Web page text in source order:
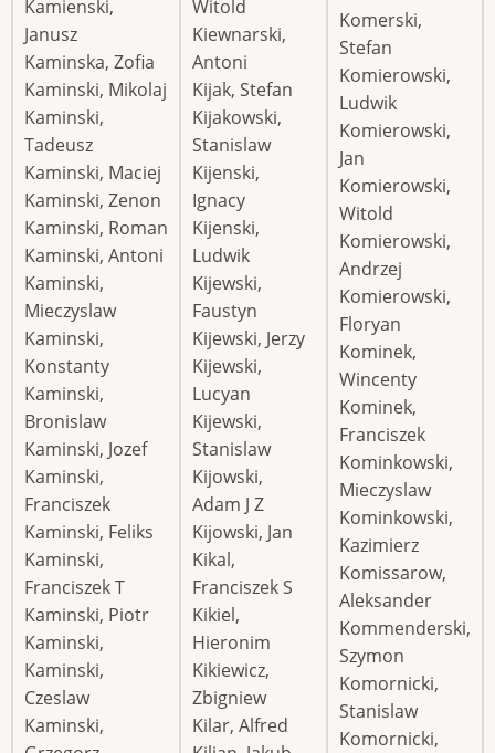
Kamienski,
Janusz
Kaminska, Zofia
Kaminski, Mikolaj
Kaminski,
Tadeusz
Kaminski, Maciej
Kaminski, Zenon
Kaminski, Roman
Kaminski, Antoni
Kaminski,
Mieczyslaw
Kaminski,
Konstanty
Kaminski,
Bronislaw
Kaminski, Jozef
Kaminski,
Franciszek
Kaminski, Feliks
Kaminski,
Franciszek T
Kaminski, Piotr
Kaminski,
Kaminski,
Czeslaw
Kaminski,
Witold
Kiewnarski,
Antoni
Kijak, Stefan
Kijakowski,
Stanislaw
Kijenski,
Ignacy
Kijenski,
Ludwik
Kijewski,
Faustyn
Kijewski, Jerzy
Kijewski,
Lucyan
Kijewski,
Stanislaw
Kijowski,
Adam J Z
Kijowski, Jan
Kikal,
Franciszek S
Kikiel,
Hieronim
Kikiewicz,
Zbigniew
Kilar, Alfred
Komerski,
Stefan
Komierowski,
Ludwik
Komierowski,
Jan
Komierowski,
Witold
Komierowski,
Andrzej
Komierowski,
Floryan
Kominek,
Wincenty
Kominek,
Franciszek
Kominkowski,
Mieczyslaw
Kominkowski,
Kazimierz
Komissarow,
Aleksander
Kommenderski,
Szymon
Komornicki,
Stanislaw
Komornicki,